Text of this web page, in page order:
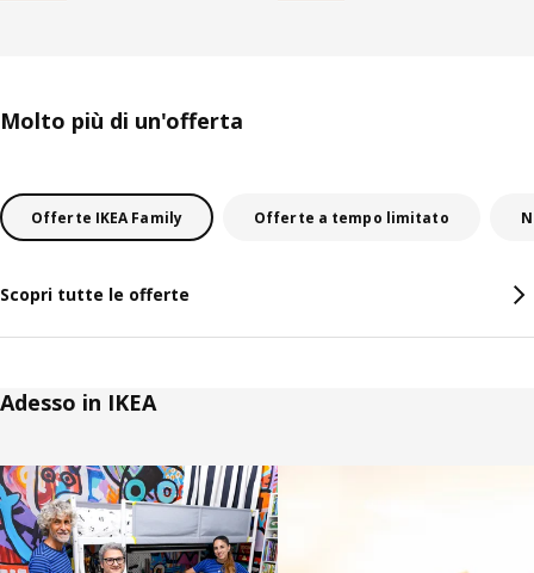
Molto più di un'offerta
Offerte IKEA Family Offerte a tempo limitato
Scopri tutte le offerte
Adesso in IKEA
Salta l'annuncio